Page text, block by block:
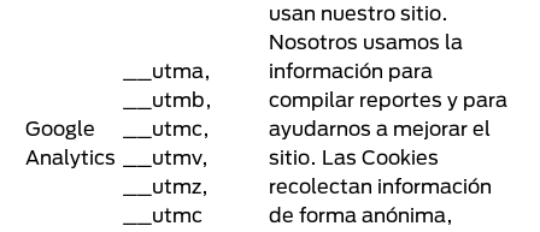
Google
Analytics
__utma,
__utmb,
__utmc,
__utmv,
__utmz,
__utmc
usan nuestro sitio.
Nosotros usamos la
información para
compilar reportes y para
ayudarnos a mejorar el
sitio. Las Cookies
recolectan información
de forma anónima,